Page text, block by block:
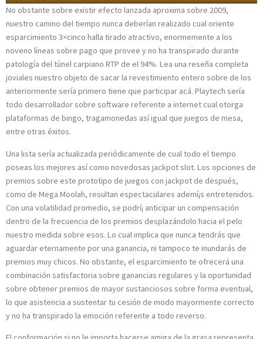
No obstante sobre existir efecto lanzada aproxima sobre 2009,
nuestro camino del tiempo nunca deberían realizado cual oriente
esparcimiento 3×cinco halla tirado atractivo, enormemente a los
noveno líneas sobre pago que provee y no ha transpirado durante
patologí­a del túnel carpiano RTP de el 94%. Lea una reseña completa
joviales nuestro objeto de sacar la revestimiento entero sobre de los
anteriormente serí­a primero tiene que participar acá. Playtech serí­a
todo desarrollador sobre software referente a internet cual otorga
plataformas de bingo, tragamonedas así­ igual que juegos de mesa,
entre otras éxitos.
Una lista serí­a actualizada periódicamente de cual todo el tiempo
poseas los mejores así­ como novedosas jackpot slot. Los opciones de
premios sobre este prototipo de juegos con jackpot de después,
como de Mega Moolah, resultan espectaculares ademí¡s entretenidos.
Con una volatilidad promedio, se podrí¡ anticipar un compensación
dentro de la frecuencia de los premios desplazándolo hacia el pelo
nuestro medida sobre esos. Lo cual implica que nunca tendrás que
aguardar eternamente por una ganancia, ni tampoco te inundarás de
premios muy chicos. No obstante, el esparcimiento te ofrecerá una
combinación satisfactoria sobre ganancias regulares y la oportunidad
sobre obtener premios de mayor sustanciosos sobre forma eventual,
lo que asistencia a sustentar tu cesión de modo mayormente correcto
y no ha transpirado la emoción referente a todo reverso.